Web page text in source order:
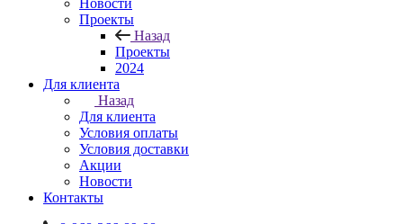
Новости
Проекты
Назад
Проекты
2024
Для клиента
Назад
Для клиента
Условия оплаты
Условия доставки
Акции
Новости
Контакты